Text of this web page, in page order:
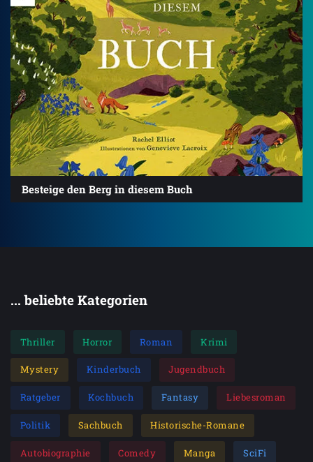
Besteige den Berg in diesem Buch
... beliebte Kategorien
Thriller Horror Roman Krimi
Mystery Kinderbuch Jugendbuch
Ratgeber Kochbuch Fantasy Liebesroman
Politik Sachbuch Historische-Romane
Autobiographie Comedy Manga SciFi